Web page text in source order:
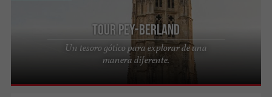
Tour Pey-Berland
Un tesoro gótico para explorar de una
manera diferente.